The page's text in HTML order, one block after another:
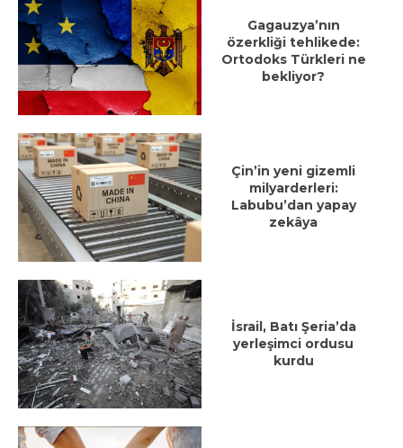
Gagauzya’nın
özerkliği tehlikede:
Ortodoks Türkleri ne
bekliyor?
Çin’in yeni gizemli
milyarderleri:
Labubu’dan yapay
zekâya
İsrail, Batı Şeria’da
yerleşimci ordusu
kurdu